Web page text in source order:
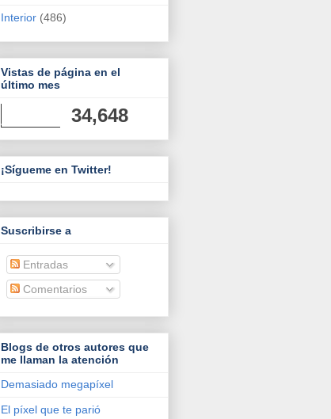
Interior (486)
Vistas de página en el
último mes
34,648
¡Sígueme en Twitter!
Suscribirse a
Entradas
Comentarios
Blogs de otros autores que
me llaman la atención
Demasiado megapíxel
El píxel que te parió